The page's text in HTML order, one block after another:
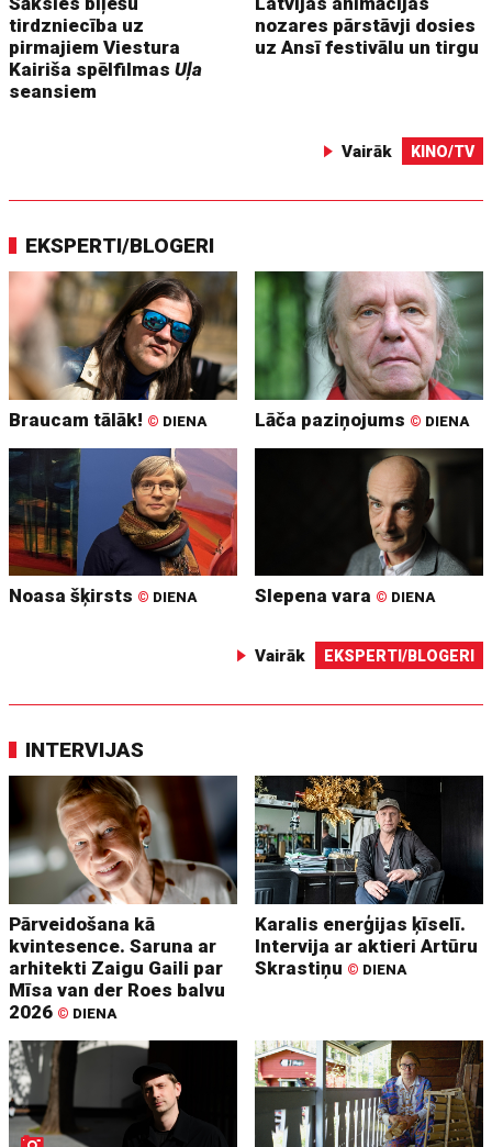
tirdzniecība uz
pirmajiem Viestura
Kairiša spēlfilmasUļa
seansiem
nozares pārstāvji dosies
uz Ansī festivālu un tirgu
Vairāk KINO/TV
EKSPERTI/BLOGERI
Braucam tālāk! © DIENA Lāča paziņojums © DIENA
Noasa šķirsts © DIENA Slepena vara © DIENA
Vairāk EKSPERTI/BLOGERI
INTERVIJAS
Pārveidošana kā
kvintesence. Saruna ar
arhitekti Zaigu Gaili par
Mīsa van der Roes balvu
2026 © DIENA
Karalis enerģijas ķīselī.
Intervija ar aktieri Artūru
Skrastiņu © DIENA